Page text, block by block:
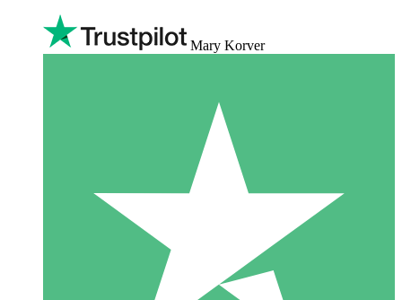
Mary Korver